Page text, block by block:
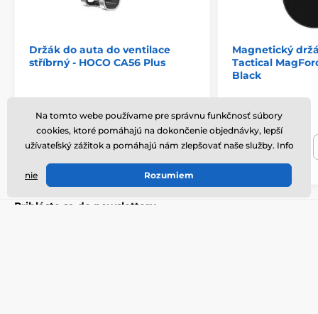
Držák do auta do ventilace
stříbrný - HOCO CA56 Plus
Skladom
16,29 € Do košíka
Magnetický
Tactical
Black
Skladom
24,45 €
Prihláste sa do newsletteru
Na tomto webe používame pre správnu funkčnosť súbory
cookies, ktoré pomáhajú na dokončenie objednávky, lepší
užívateľský zážitok a pomáhajú nám zlepšovať naše služby. Info
nie Rozumiem